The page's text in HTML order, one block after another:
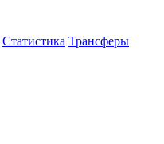
Статистика Трансферы